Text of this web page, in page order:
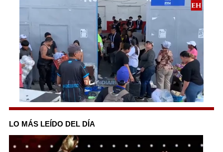
0
of
45
seconds
LO MÁS LEÍDO DEL DÍA